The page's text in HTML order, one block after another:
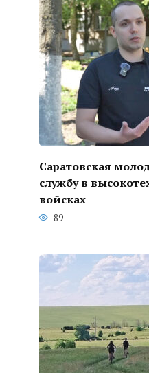
Саратовская
службу в
войсках
89